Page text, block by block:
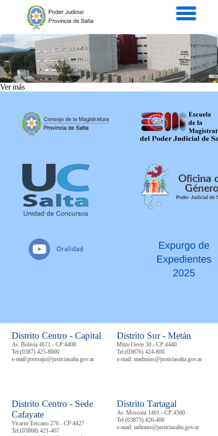
Servicios
Prensa
Intranet
Ver más
Distrito Centro - Capital
Av. Bolivia 4671 - CP:4408
Tel:(0387) 425-8000
e-mail:prensaju@justiciasalta.gov.ar
Distrito Sur - Metán
Mitre Oeste 30 - CP:4440
Tel:(03876) 424-800
e-mail: madmins@justiciasalta.gov.ar
Distrito Centro - Sede
Cafayate
Vicario Toscano 276 - CP:4427
Tel:(03868) 421-407
Distrito Tartagal
Av. Mosconi 1461 - CP:4560
Tel:(03873) 420-400
e-mail: tadmins@justiciasalta.gov.ar